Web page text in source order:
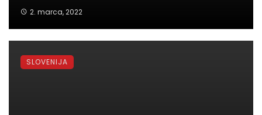
2. marca, 2022
SLOVENIJA